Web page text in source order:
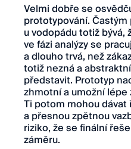
Velmi dobře se
prototypování.
u vodopádu totiž bývá,
ve fázi analýzy se
a dlouho trvá, než
totiž nezná a
představit. Prototyp
zhmotní a umožní
Ti potom mohou
a přesnou zpětnou
riziko, že se finální
záměru.